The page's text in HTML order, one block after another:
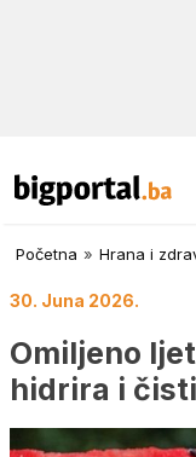
Početna » Hrana i
30. Juna 2026.
Omiljeno
hidrira i